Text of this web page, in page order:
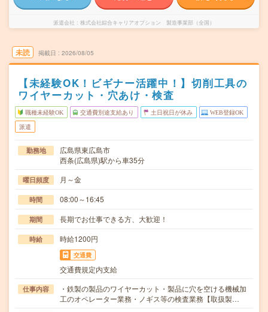
派遣会社 株式会社綜合キャリアオプション 製造事業部（全国）
未読 掲載日 2026/08/05
【未経験OK！ビギナー活躍中！】切削工具の
ワイヤーカット・穴あけ・検査
職種未経験OK 交通費別途支給あり 土日祝日が休み WEB登録OK
派遣
勤務地
広島県東広島市
西条(広島県)駅から車35分
曜日頻度 月～金
時間 08:00～16:45
期間 長期でお仕事できる方、大歓迎！
時給 時給1200円
交通費
交通費規定内支給
仕事内容
・鉄製の製品のワイヤーカット・製品に穴を空ける機械加
工のオペレーター業務・ノギス等の検査業務【取扱製…